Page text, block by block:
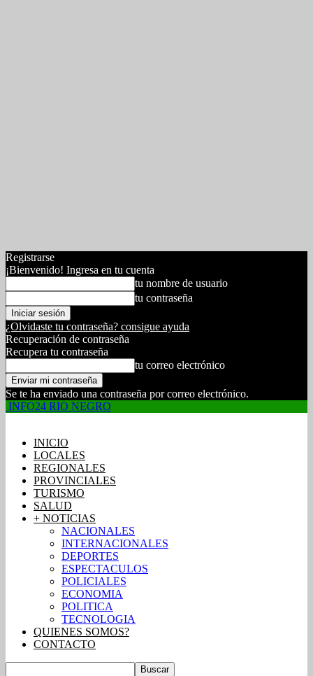
Registrarse
¡Bienvenido! Ingresa en tu cuenta
tu nombre de usuario
tu contraseña
¿Olvidaste tu contraseña? consigue ayuda
Recuperación de contraseña
Recupera tu contraseña
tu correo electrónico
Se te ha enviado una contraseña por correo electrónico.
INFO24 RIO NEGRO
INICIO
LOCALES
REGIONALES
PROVINCIALES
TURISMO
SALUD
+ NOTICIAS
NACIONALES
INTERNACIONALES
DEPORTES
ESPECTACULOS
POLICIALES
ECONOMIA
POLITICA
TECNOLOGIA
QUIENES SOMOS?
CONTACTO